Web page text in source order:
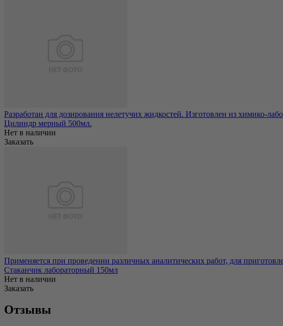
Разработан для дозирования нелетучих жидкостей. Изготовлен из химико-
Цилиндр мерный 500мл.
Нет в наличии
Заказать
Применяется при проведении различных аналитических работ, для
Стаканчик лабораторный 150мл
Нет в наличии
Заказать
Отзывы